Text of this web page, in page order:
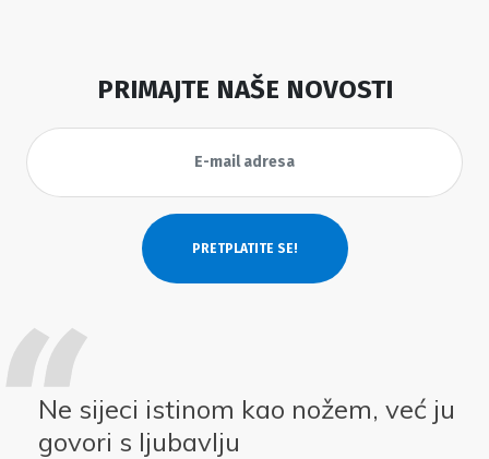
PRIMAJTE NAŠE NOVOSTI
Ne sijeci istinom kao nožem, već ju
govori s ljubavlju